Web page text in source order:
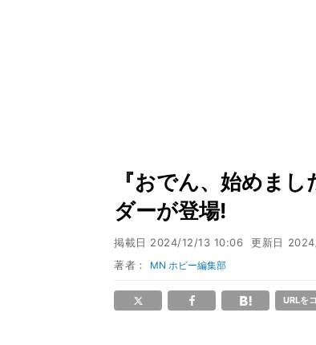
『おでん、始めま
ダーが登場!
掲載日 2024/12/13 10:06 更新日
著者： MN ホビー編集部
URLを